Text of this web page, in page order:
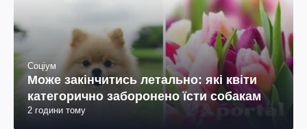
Соціум
Може закінчитись летально: які квіти
категорично заборонено їсти собакам
2 години тому